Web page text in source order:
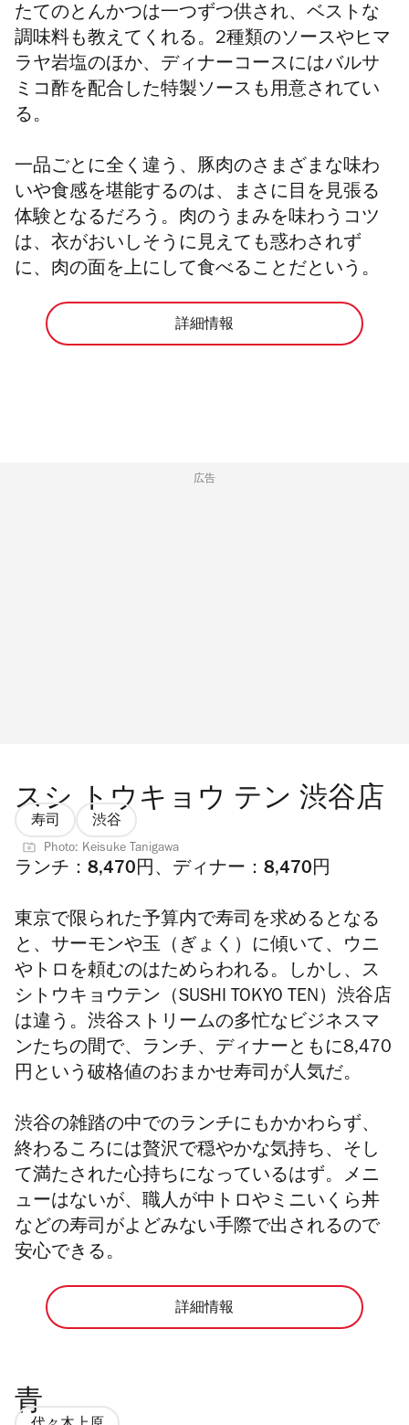
たてのとんかつは一つずつ供され、ベストな
調味料も教えてくれる。2種類のソースやヒマ
ラヤ岩塩のほか、ディナーコースにはバルサ
ミコ酢を配合した特製ソースも用意されてい
る。
一品ごとに全く違う、 豚肉のさまざまな味わ
いや食感を堪能するのは、まさに目を見張る
体験となるだろう。肉のうまみを味わうコツ
は、衣がおいしそうに見えても惑わされず
に、肉の面を上にして食べることだという。
詳細情報
広告
スシ トウキョウ テン 渋谷店
寿司 渋谷
Photo: Keisuke Tanigawa
ランチ：8,470円、ディナー：8,470円
東京で限られた予算内で寿司を求めるとなる
と、サーモンや玉（ぎょく）に傾いて、ウニ
やトロを頼むのはためらわれる。しかし、ス
シトウキョウテン（SUSHI TOKYO TEN）渋谷店
は違う。渋谷ストリームの多忙なビジネスマ
ンたちの間で、ランチ、ディナーともに8,470
円という破格値のおまかせ寿司が人気だ。
渋谷の雑踏の中でのランチにもかかわらず、
終わるころには贅沢で穏やかな気持ち、そし
て満たされた心持ちになっているはず。メニ
ューはないが、職人が中トロやミニいくら丼
などの寿司がよどみない手際で出されるので
安心できる。
詳細情報
青